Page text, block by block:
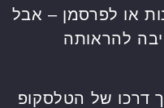
או לפרסמן – אבל
להראותה
דרכו של הטלסקופ